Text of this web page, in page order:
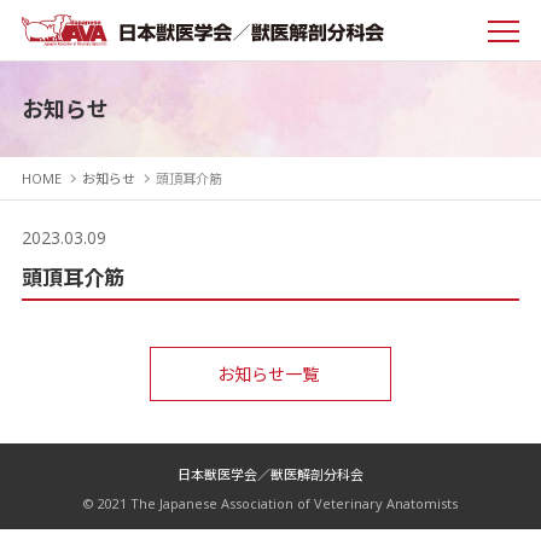
お知らせ
HOME お知らせ 頭頂耳介筋
2023.03.09
頭頂耳介筋
お知らせ一覧
日本獣医学会／獣医解剖分科会
© 2021 The Japanese Association of Veterinary Anatomists